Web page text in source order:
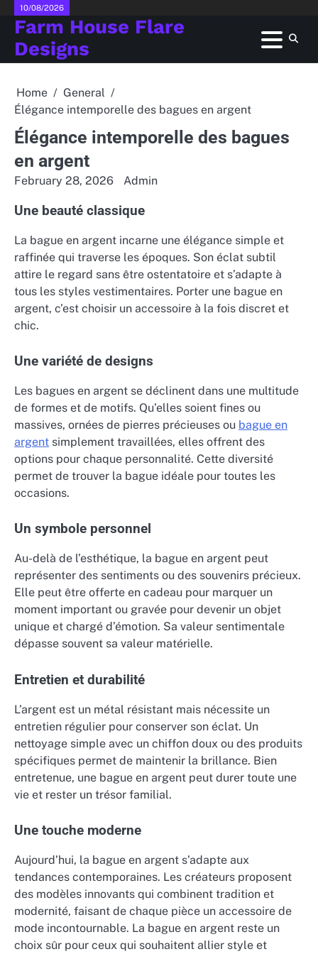
Skip
content
10/08/2026
Farm House Flare
Designs
Home
General
Élégance intemporelle des bagues en argent
Élégance intemporelle des bagues
en argent
February 28, 2026 Admin
Une beauté classique
La bague en argent incarne une élégance simple et
raffinée qui traverse les époques. Son éclat subtil
attire le regard sans être ostentatoire et s’adapte à
tous les styles vestimentaires. Porter une bague en
argent, c’est choisir un accessoire à la fois discret et
chic.
Une variété de designs
Les bagues en argent se déclinent dans une multitude
de formes et de motifs. Qu’elles soient fines ou
massives, ornées de pierres précieuses ou bague en
argent simplement travaillées, elles offrent des
options pour chaque personnalité. Cette diversité
permet de trouver la bague idéale pour toutes les
occasions.
Un symbole personnel
Au-delà de l’esthétique, la bague en argent peut
représenter des sentiments ou des souvenirs précieux.
Elle peut être offerte en cadeau pour marquer un
moment important ou gravée pour devenir un objet
unique et chargé d’émotion. Sa valeur sentimentale
dépasse souvent sa valeur matérielle.
Entretien et durabilité
L’argent est un métal résistant mais nécessite un
entretien régulier pour conserver son éclat. Un
nettoyage simple avec un chiffon doux ou des produits
spécifiques permet de maintenir la brillance. Bien
entretenue, une bague en argent peut durer toute une
vie et rester un trésor familial.
Une touche moderne
Aujourd’hui, la bague en argent s’adapte aux
tendances contemporaines. Les créateurs proposent
des modèles innovants qui combinent tradition et
modernité, faisant de chaque pièce un accessoire de
mode incontournable. La bague en argent reste un
choix sûr pour ceux qui souhaitent allier style et